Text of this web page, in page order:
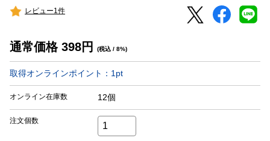
レビュー1件
通常価格 398円 (税込 / 8%)
取得オンラインポイント： 1 pt
オンライン在庫数 12個
注文個数